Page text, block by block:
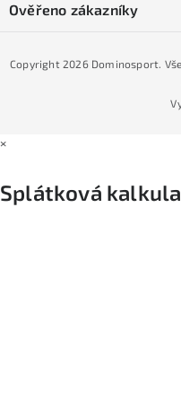
Podmínky GDPR
Podmínky nákupu na splátky
Naše prodejna
Ověřeno zákazníky
Copyright 2026 Dominosport.
×
Splátková